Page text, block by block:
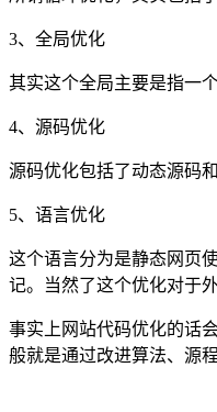
3、全局优化
其实这个全局主要是指一
4、源码优化
源码优化包括了动态源码
5、语言优化
这个语言分为是静态网页
记。当然了这个优化对于
事实上网站代码优化的话
般就是通过改进算法、源